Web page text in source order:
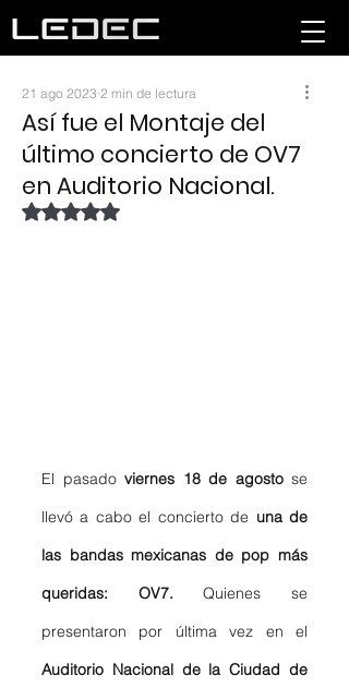
Así fue el Montaje del
último concierto de OV7
en Auditorio Nacional.
21 ago 2023 2 min de lectura
Obtuvo NaN de 5 estrellas.
El pasado viernes 18 de agosto se
llevó a cabo el concierto de una de
las bandas mexicanas de pop más
queridas: OV7. Quienes se
Auditorio Nacional de la Ciudad de